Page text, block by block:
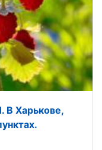
Харькове,